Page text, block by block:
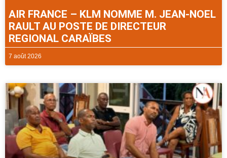
AIR FRANCE – KLM NOMME M. JEAN-NOEL
RAULT AU POSTE DE DIRECTEUR
REGIONAL CARAÏBES
7 août 2026